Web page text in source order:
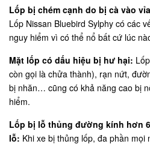
Lốp bị chém cạnh do bị cà vào
Lốp Nissan Bluebird Sylphy có các
nguy hiểm vì có thể nổ bất cứ lúc
Mặt lốp có dấu hiệu bị hư hại:
còn gọi là chửa thành), rạn nứt,
bị nhăn… cũng có khả năng cao bị
hiểm.
Lốp bị lỗ thủng đường kính hơn
lỗ: Khi xe bị thủng lốp, đa phần